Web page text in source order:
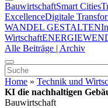
BauwirtschaftSmart Cities
ExcellenceDigitale
WANDEL GESTALTEN
Wirtschaft
Alle Beiträge | Archiv
Home » Technik und
KI die nachhaltigen
Bauwirtschaft